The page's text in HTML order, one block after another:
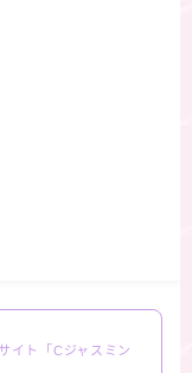
イト「Cジャスミン